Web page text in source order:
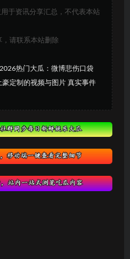
于资讯分享汇总，不代表本站
请联系本站删除
2026热门大瓜：微博悲伤口袋
定制的视频与图片 真实事件